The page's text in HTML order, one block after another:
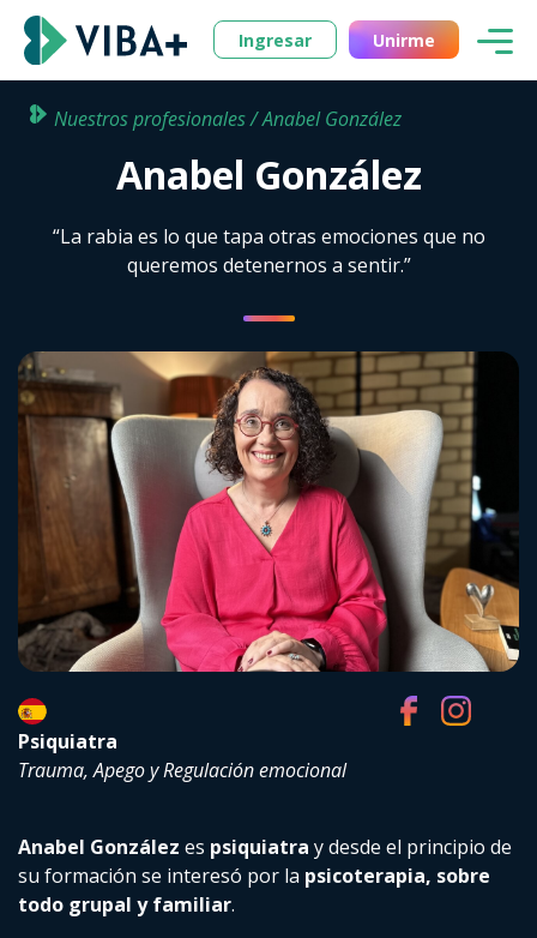
Ingresar Unirme
Nuestros profesionales / Anabel González
Anabel González
“La rabia es lo que tapa otras emociones que no
queremos detenernos a sentir.”
Psiquiatra
Trauma, Apego y Regulación emocional
Anabel González es psiquiatra y desde el principio de
su formación se interesó por la psicoterapia, sobre
todo grupal y familiar.